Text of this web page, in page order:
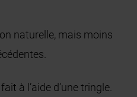
naturelle, mais moins
à l’aide d’une tringle.